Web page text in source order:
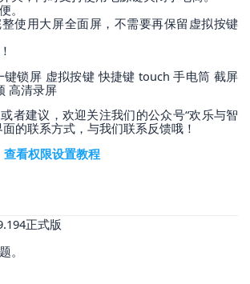
。
使用大屏全面屏，不需要再保留虚拟按键
键锁屏 虚拟按键 快捷键 touch 手电筒 截屏
高清录屏
者建议，欢迎关注我们的公众号“欢乐与智
的联系方式，与我们联系反馈哦！
查看权限设置教程
正式版
。